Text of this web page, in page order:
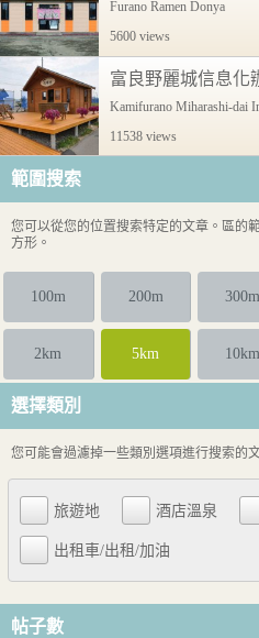
Furano Ramen Donya
5600 views
富良野麗城信息化
Kamifurano Miharashi-dai
11538 views
範圍搜索
您可以從您的位置搜索特定的文章。區的
方形。
100m 200m 300m
2km 5km 10km
選擇類別
您可能會過濾掉一些類別選項進行搜索的
旅遊地 酒店溫泉
出租車/出租/加油
帖子數